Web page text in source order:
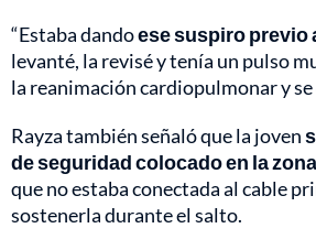
“Estaba dandoese suspiro previo
levanté, la revisé y tenía un pulso
la reanimación cardiopulmonar y se
Rayza también señaló que la joven
de seguridad colocado en la
que no estaba conectada al cable
sostenerla durante el salto.